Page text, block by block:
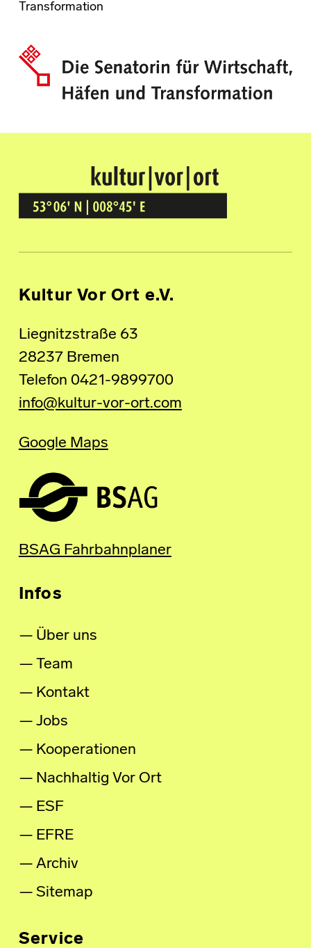
Transformation
Kultur Vor Ort
BREMEN GRÖPELINGEN
Kultur Vor Ort e.V.
Liegnitzstraße 63
28237 Bremen
Telefon 0421-9899700
info@kultur-vor-ort.com
Google Maps
BSAG Fahrbahnplaner
Infos
Über uns
Team
Kontakt
Jobs
Kooperationen
Nachhaltig Vor Ort
ESF
EFRE
Archiv
Sitemap
Service